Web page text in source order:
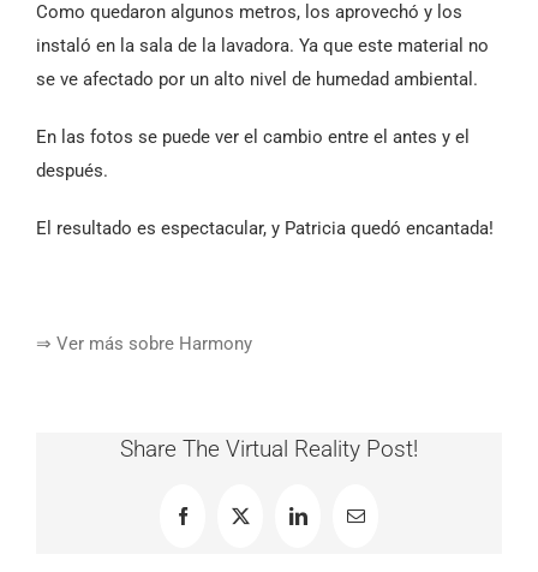
Como quedaron algunos metros, los aprovechó y los
instaló en la sala de la lavadora. Ya que este material no
se ve afectado por un alto nivel de humedad ambiental.
En las fotos se puede ver el cambio entre el antes y el
después.
El resultado es espectacular, y Patricia quedó encantada!
⇒ Ver más sobre Harmony
Share The Virtual Reality Post!
Facebook
X LinkedInCorreo